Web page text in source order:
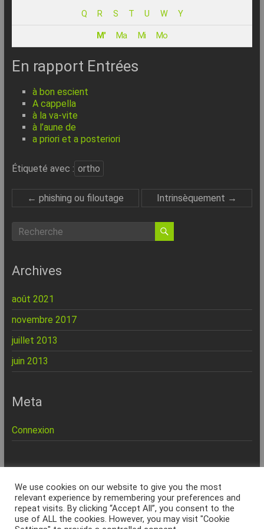
Internet
Expliquée
Simplement
Q R S T U W Y
M' Ma Mi Mo
En rapport Entrées
à bon escient
A cappella
à la va-vite
à l’aune de
a priori et a posteriori
Étiqueté avec : ortho
← phishing ou filoutage Intrinsèquement →
Archives
août 2021
novembre 2017
juillet 2013
juin 2013
Meta
Connexion
Marseille
Accueil Charte Qualité Politique de confidentialité
Services & Tarifs
Formations
Seniors Site internet Dépannage à domicile
We use cookies on our website to give you the most
relevant experience by remembering your preferences and
repeat visits. By clicking “Accept All”, you consent to the
use of ALL the cookies. However, you may visit "Cookie